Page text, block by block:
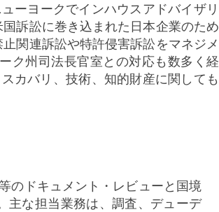
ーヨークでインハウスアドバイザリ
訴訟に巻き込まれた日本企業のため
関連訴訟や特許侵害訴訟をマネジメ
ク州司法長官室との対応も数多く経
カバリ、技術、知的財産に関しても
のドキュメント・レビューと国境
主な担当業務は、調査、デューデ